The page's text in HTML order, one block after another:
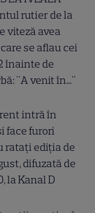
rutier de la
viteză avea
se aflau cei
înainte de
"A venit în..."
intră în
face furori
ratați ediția de
difuzată de
la Kanal D